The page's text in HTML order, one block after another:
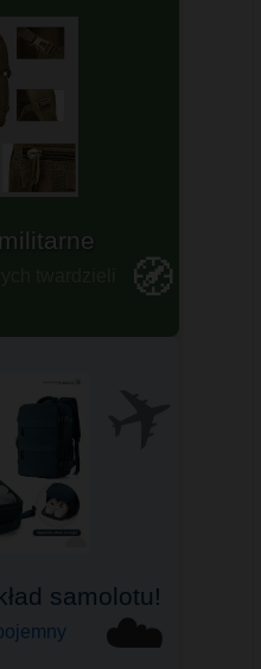
🧭
☁️
samolotu!
i innych